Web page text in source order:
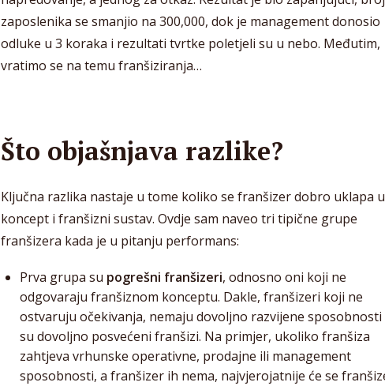
zaposlenika se smanjio na 300,000, dok je management donosio
odluke u 3 koraka i rezultati tvrtke poletjeli su u nebo. Međutim,
vratimo se na temu franšiziranja…
Što objašnjava razlike?
Ključna razlika nastaje u tome koliko se franšizer dobro uklapa u
koncept i franšizni sustav. Ovdje sam naveo tri tipične grupe
franšizera kada je u pitanju performans:
Prva grupa su pogrešni franšizeri, odnosno oni koji ne
odgovaraju franšiznom konceptu. Dakle, franšizeri koji ne
ostvaruju očekivanja, nemaju dovoljno razvijene
su dovoljno posvećeni franšizi. Na primjer, ukoliko franšiza
zahtjeva vrhunske operativne, prodajne ili management
sposobnosti, a franšizer ih nema, najvjerojatnije će se